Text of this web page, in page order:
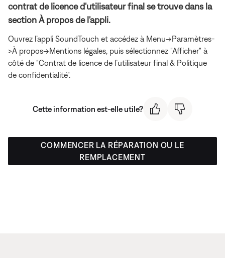
contrat de licence d'utilisateur final se trouve dans la
section À propos de l'appli.
Ouvrez l’appli SoundTouch et accédez à Menu->Paramètres-
>À propos->Mentions légales, puis sélectionnez "Afficher" à
côté de "Contrat de licence de l’utilisateur final & Politique
de confidentialité".
Cette information est-elle utile?
COMMENCER LA RÉPARATION OU LE
REMPLACEMENT